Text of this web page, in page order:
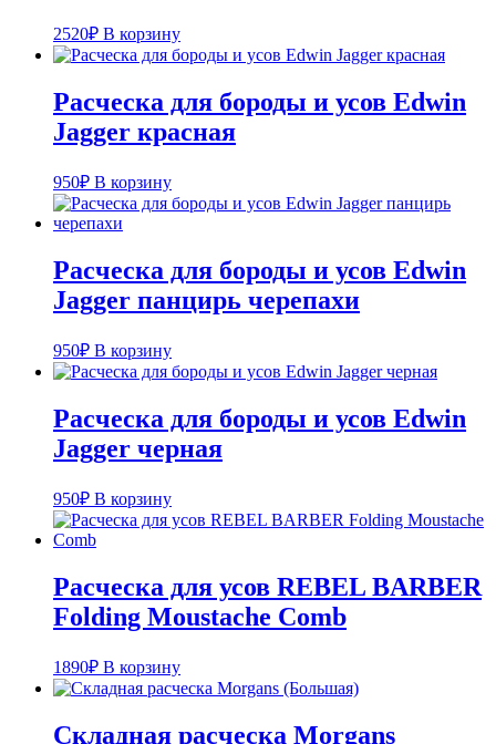
2520₽ В корзину
Расческа для бороды и усов Edwin
Jagger красная
950₽ В корзину
Расческа для бороды и усов Edwin
Jagger панцирь черепахи
950₽ В корзину
Расческа для бороды и усов Edwin
Jagger черная
950₽ В корзину
Расческа для усов REBEL BARBER
Folding Moustache Comb
1890₽ В корзину
Складная расческа Morgans